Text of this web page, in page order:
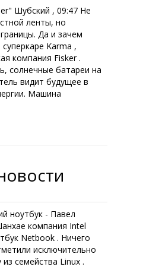
Шубский , 09:47 Не
ленты, но
Да и зачем
Karma ,
компания Fisker .
солнечные батареи на
видит будущее в
Машина
ноутбук - Павел
компания Intel
Netbook . Ничего
исключительно
семейства Linux .